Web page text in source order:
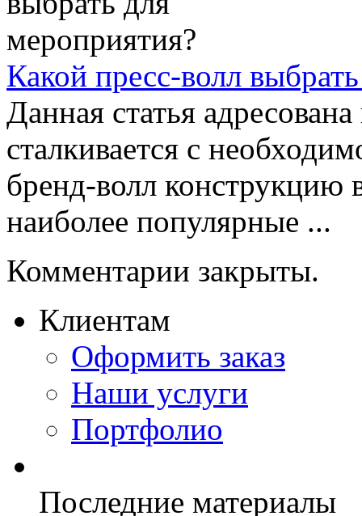
Какой пресс-волл
Данная статья
сталкивается с
бренд-волл конструкцию
наиболее популярные ...
Комментарии закрыты.
Клиентам
Оформить заказ
Наши услуги
Портфолио
Последние материалы